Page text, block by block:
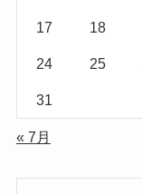
17 18
24 25
31
« 7月